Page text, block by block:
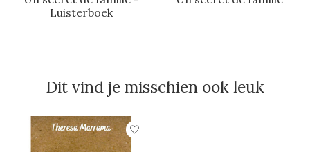
Luisterboek
Dit vind je misschien ook leuk
Items van productcarrousel